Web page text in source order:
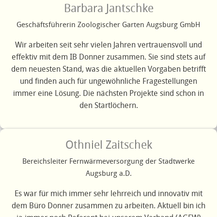
Barbara Jantschke
Geschäftsführerin Zoologischer Garten Augsburg GmbH
Wir arbeiten seit sehr vielen Jahren vertrauensvoll und
effektiv mit dem IB Donner zusammen. Sie sind stets auf
dem neuesten Stand, was die aktuellen Vorgaben betrifft
und finden auch für ungewöhnliche Fragestellungen
immer eine Lösung. Die nächsten Projekte sind schon in
den Startlöchern.
Othniel Zaitschek
Bereichsleiter Fernwärmeversorgung der Stadtwerke
Augsburg a.D.
Es war für mich immer sehr lehrreich und innovativ mit
dem Büro Donner zusammen zu arbeiten. Aktuell bin ich